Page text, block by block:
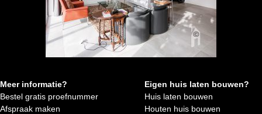
Meer informatie?
Bestel gratis proefnummer
Afspraak maken
Eigen huis laten bouwen?
Huis laten bouwen
Houten huis bouwen